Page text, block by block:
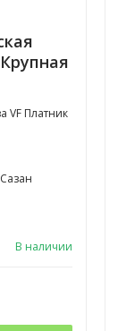
VF Платник
В наличии